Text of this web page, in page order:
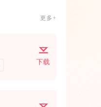
更多+
下载